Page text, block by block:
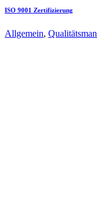
ISO 9001 Zertifizierung
Allgemein,